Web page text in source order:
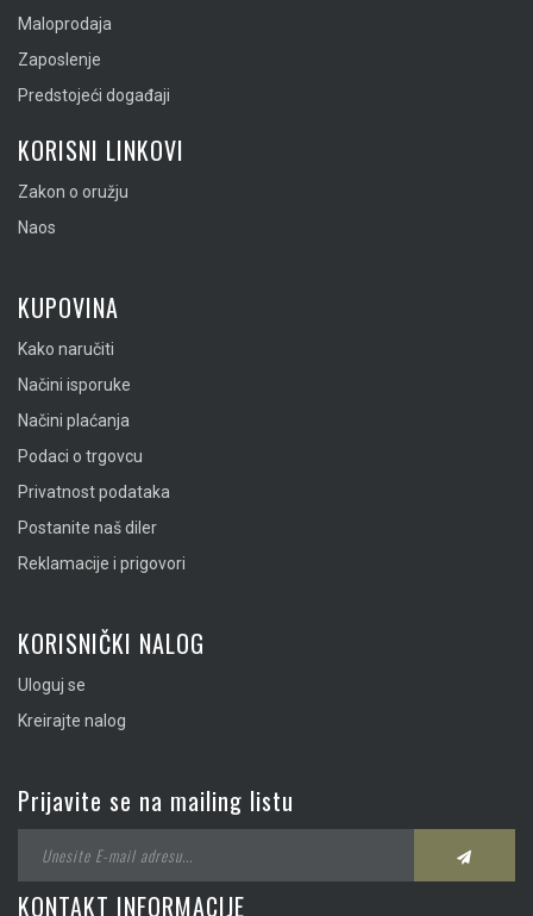
Maloprodaja
Zaposlenje
Predstojeći događaji
KORISNI LINKOVI
Zakon o oružju
Naos
KUPOVINA
Kako naručiti
Načini isporuke
Načini plaćanja
Podaci o trgovcu
Privatnost podataka
Postanite naš diler
Reklamacije i prigovori
KORISNIČKI NALOG
Uloguj se
Kreirajte nalog
Prijavite se na mailing listu
KONTAKT INFORMACIJE